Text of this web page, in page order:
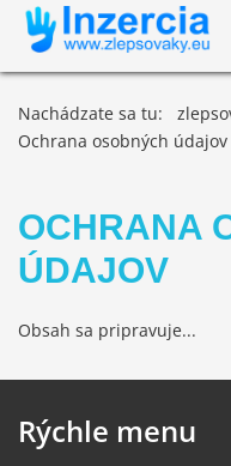
Nachádzate sa tu:
Ochrana osobných údajov
OCHRANA
ÚDAJOV
Obsah sa pripravuje...
Rýchle menu